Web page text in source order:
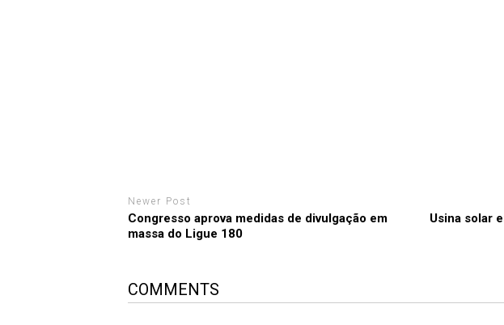
Newer Post
Congresso aprova medidas de divulgação em
massa do Ligue 180
Usina solar
COMMENTS